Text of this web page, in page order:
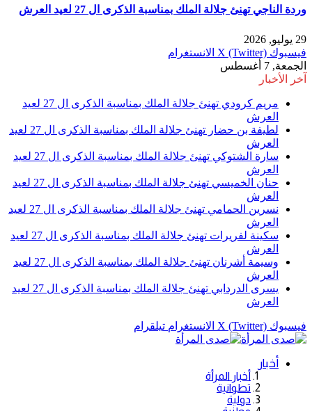
وردة الناجي تهنئ جلالة الملك بمناسبة الذكرى ال 27 لعيد العرش
29 يوليو, 2026
فيسبوك X (Twitter) الانستغرام
الجمعة, 7 أغسطس
آخر الأخبار
مريم كرودي تهنئ جلالة الملك بمناسبة الذكرى ال 27 لعيد
العرش
لطيفة بن حضار تهنئ جلالة الملك بمناسبة الذكرى ال 27 لعيد
العرش
سارة الشتوكي تهنئ جلالة الملك بمناسبة الذكرى ال 27 لعيد
العرش
حنان الخميسي تهنئ جلالة الملك بمناسبة الذكرى ال 27 لعيد
العرش
نسرين الحمامي تهنئ جلالة الملك بمناسبة الذكرى ال 27 لعيد
العرش
سكينة لفريرات تهنئ جلالة الملك بمناسبة الذكرى ال 27 لعيد
العرش
وسيمة أشرنان تهنئ جلالة الملك بمناسبة الذكرى ال 27 لعيد
العرش
يسرى الدردابي تهنئ جلالة الملك بمناسبة الذكرى ال 27 لعيد
العرش
فيسبوك X (Twitter) الانستغرام تيلقرام
أخبار
أخبار المرأة
تطوانية
دولية